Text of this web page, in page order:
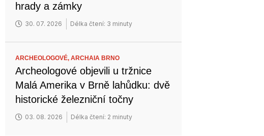
hrady a zámky
30. 07. 2026 Délka čtení: 3 minuty
ARCHEOLOGOVÉ,ARCHAIA BRNO
Archeologové objevili u tržnice
Malá Amerika v Brně lahůdku: dvě
historické železniční točny
03. 08. 2026 Délka čtení: 2 minuty